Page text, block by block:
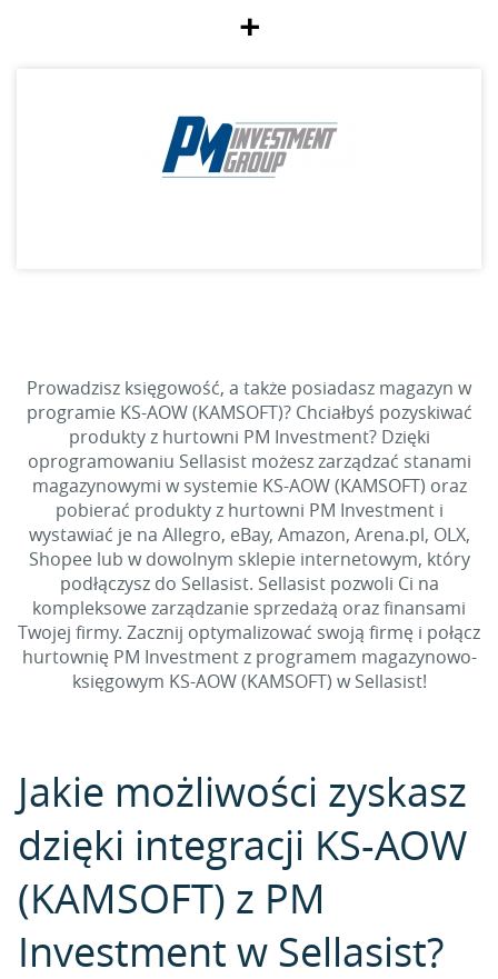
+
Prowadzisz księgowość, a także posiadasz magazyn w
programie KS-AOW (KAMSOFT)? Chciałbyś pozyskiwać
produkty z hurtowni PM Investment? Dzięki
oprogramowaniu Sellasist możesz zarządzać stanami
magazynowymi w systemie KS-AOW (KAMSOFT) oraz
pobierać produkty z hurtowni PM Investment i
wystawiać je na Allegro, eBay, Amazon, Arena.pl, OLX,
Shopee lub w dowolnym sklepie internetowym, który
podłączysz do Sellasist. Sellasist pozwoli Ci na
kompleksowe zarządzanie sprzedażą oraz finansami
Twojej firmy. Zacznij optymalizować swoją firmę i połącz
hurtownię PM Investment z programem magazynowo-
księgowym KS-AOW (KAMSOFT) w Sellasist!
Jakie możliwości zyskasz
dzięki integracji KS-AOW
(KAMSOFT) z PM
Investment w Sellasist?